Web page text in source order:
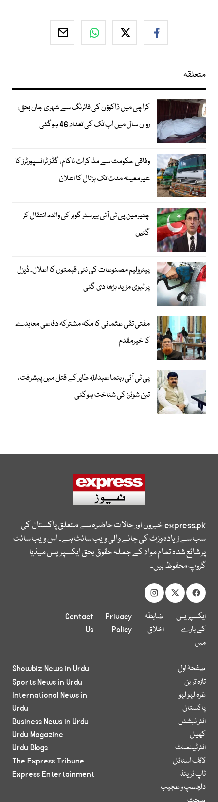
متعلقہ
کراچی میں ڈاکوؤں کی فائرنگ سے شہری جاں بحق،
رواں سال میں اب تک کی تعداد 46 ہوگئی
وفاقی حکومت سے مذاکرات ناکام، گڈز ٹرانسپورٹرز کا
غیرمعینہ مدت تک ہڑتال کا اعلان
چئیرمین پی ٹی آئی بیرسٹر گوہر کی والدہ انتقال کر
گئیں
پیٹرولیم مصنوعات کی نئی قیمتوں کا اعلان، ڈیزل
پر لیوی مزید بڑھا دی گئی
مفتی تقی عثمانی کا مکہ مشترکہ دفاعی معاہدے
کا خیرمقدم
پی ٹی آئی رہنما عبداللہ طایر کے قتل میں پیشرفت،
تین شوٹرز کی شناخت ہوگئی
express.pkخبروں اور حالات حاضرہ سے متعلق پاکستان کی
سب سے زیادہ وزٹ کی جانے والی ویب سائٹ ہے۔ اس ویب سائٹ
پر شائع شدہ تمام مواد کے جملہ حقوق بحق ایکسپریس میڈیا
گروپ محفوظ ہیں۔
ایکسپریس
کے بارے
میں
ضابطہ
اخلاق
Privacy
Policy
Contact
Us
صفحۂ اول
تازہ ترین
غزہ لہو لہو
پاکستان
انٹر نیشنل
کھیل
انٹرٹینمنٹ
لائف اسٹائل
ٹاپ ٹرینڈ
دلچسپ و عجیب
Showbiz News in Urdu
Sports News in Urdu
International News in
Urdu
Business News in Urdu
Urdu Magazine
Urdu Blogs
The Express Tribune
Express Entertainment